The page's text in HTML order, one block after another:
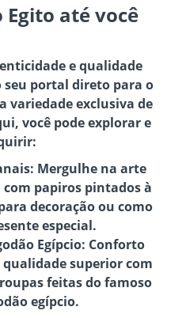
até você
e qualidade
seu portal direto para o
variedade exclusiva de
você pode explorar e
Mergulhe na arte
papiros pintados à
decoração ou como
especial.
Egípcio: Conforto
superior com
feitas do famoso
egípcio.